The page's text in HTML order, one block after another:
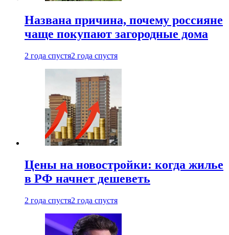
Названа причина, почему россияне
чаще покупают загородные дома
2 года спустя2 года спустя
Цены на новостройки: когда жилье
в РФ начнет дешеветь
2 года спустя2 года спустя